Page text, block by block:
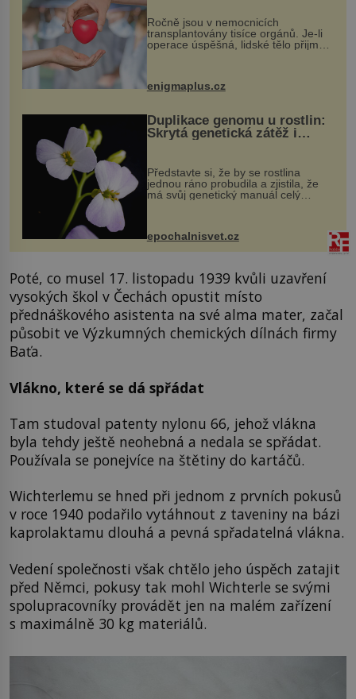
Ročně jsou v nemocnicích
transplantovány tisíce orgánů. Je-li
operace úspěšná, lidské tělo přijme
enigmaplus.cz
Duplikace genomu u rostlin:
Skrytá genetická zátěž i
Představte si, že by se rostlina
jednou ráno probudila a zjistila, že
má svůj genetický manuál celý
vstupenka...
epochalnisvet.cz
Poté, co musel 17. listopadu 1939 kvůli uzavření
vysokých škol v Čechách opustit místo
přednáškového asistenta na své alma mater, začal
působit ve Výzkumných chemických dílnách firmy
Baťa.
Vlákno, které se dá spřádat
Tam studoval patenty nylonu 66, jehož vlákna
byla tehdy ještě neohebná a nedala se spřádat.
Používala se ponejvíce na štětiny do kartáčů.
Wichterlemu se hned při jednom z prvních pokusů
v roce 1940 podařilo vytáhnout z taveniny na bázi
kaprolaktamu dlouhá a pevná spřadatelná vlákna.
Vedení společnosti však chtělo jeho úspěch zatajit
před Němci, pokusy tak mohl Wichterle se svými
spolupracovníky provádět jen na malém zařízení
s maximálně 30 kg materiálů.